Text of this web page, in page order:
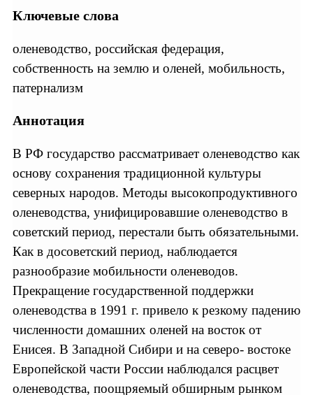
Ключевые слова
оленеводство, российская федерация,
собственность на землю и оленей, мобильность,
патернализм
Аннотация
В РФ государство рассматривает оленеводство как
основу сохранения традиционной культуры
северных народов. Методы высокопродуктивного
оленеводства, унифицировавшие оленеводство в
советский период, перестали быть обязательными.
Как в досоветский период, наблюдается
разнообразие мобильности оленеводов.
Прекращение государственной поддержки
оленеводства в 1991 г. привело к резкому падению
численности домашних оленей на восток от
Енисея. В Западной Сибири и на северо- востоке
Европейской части России наблюдался расцвет
оленеводства, поощряемый обширным рынком